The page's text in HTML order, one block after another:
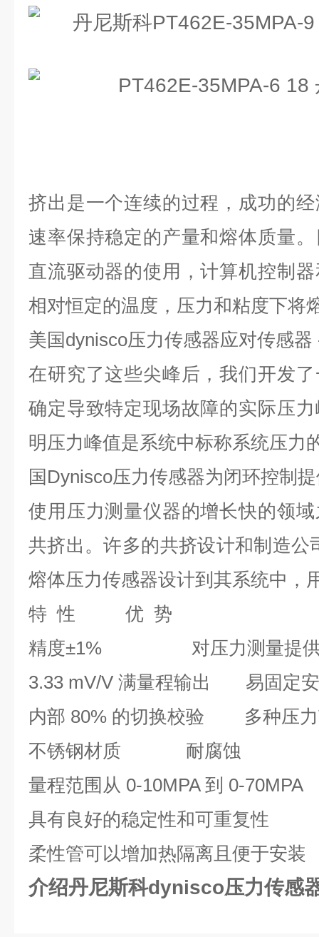
挤出是一个连续的过程，成功的
速率保持稳定的产量和熔体质量
直流驱动器的使用，计算机控制
相对恒定的温度，压力和粘度下将
美国dynisco压力传感器应对传感
在研究了这些尖峰后，我们开发
确定导致特定现场故障的实际压
明压力峰值是系统中标称系统压力
国Dynisco压力传感器为闭环控制
使用压力测量仪器的增长快的领
共挤出。许多的共挤设计和制造公
熔体压力传感器设计到其系统中，
特 性 优 势
精度±1% 对压力测量提供
3.33 mV/V 满量程输出 易固定
内部 80% 的切换校验 多种压力
不锈钢材质 耐腐蚀
量程范围从 0-10MPA 到 0-
具有良好的稳定性和可重复性
柔性管可以增加热隔离且便于安装
介绍丹尼斯科dynisco压力传感